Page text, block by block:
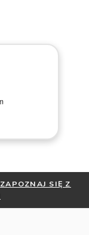
ZAPOZNAJ SIĘ Z